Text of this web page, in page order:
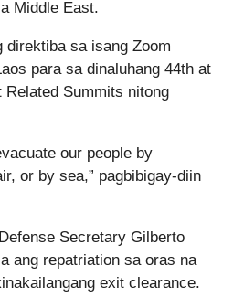
Middle East.
direktiba sa isang Zoom
para sa dinaluhang 44th at
Related Summits nitong
our people by
or by sea,” pagbibigay-diin
Secretary Gilberto
ang repatriation sa oras na
exit clearance.